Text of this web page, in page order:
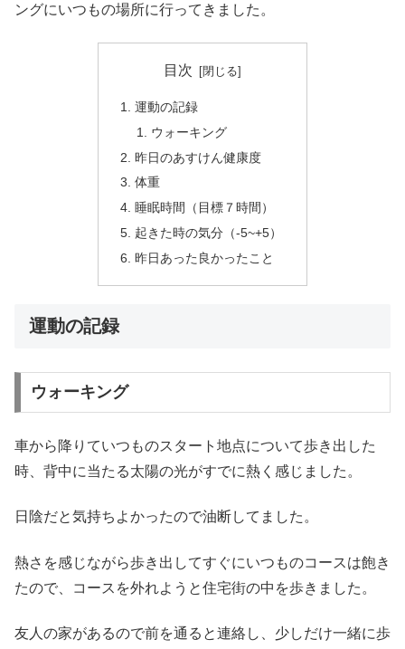
ングにいつもの場所に行ってきました。
目次
運動の記録
ウォーキング
昨日のあすけん健康度
体重
睡眠時間（目標７時間）
起きた時の気分（-5~+5）
昨日あった良かったこと
運動の記録
ウォーキング
車から降りていつものスタート地点について歩き出した
時、背中に当たる太陽の光がすでに熱く感じました。
日陰だと気持ちよかったので油断してました。
熱さを感じながら歩き出してすぐにいつものコースは飽き
たので、コースを外れようと住宅街の中を歩きました。
友人の家があるので前を通ると連絡し、少しだけ一緒に歩